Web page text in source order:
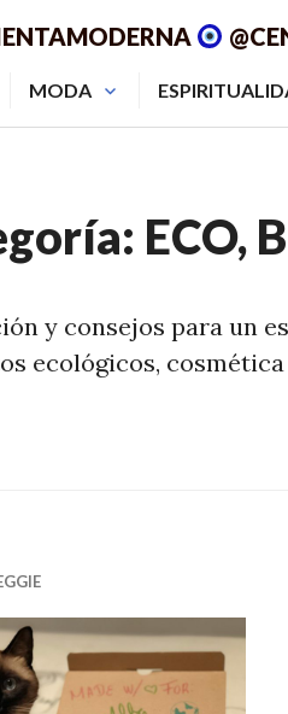
MODA
ECO,
y consejos para un
ecológicos,